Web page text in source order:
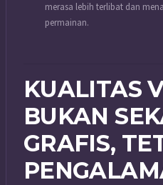
merasa lebih terlibat dan
permainan.
KUALITAS
BUKAN
GRAFIS,